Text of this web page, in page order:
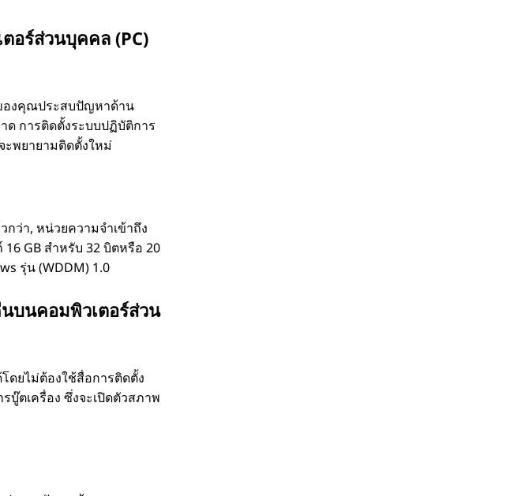
อร์ส่วนบุคคล (PC)
องคุณประสบปัญหาด้าน
ด การติดตั้งระบบปฏิบัติการ
พยายามติดตั้งใหม่
กว่า, หน่วยความจำเข้าถึง
GB สำหรับ 32 บิตหรือ 20
รุ่น (WDDM) 1.0
บนคอมพิวเตอร์ส่วน
ดยไม่ต้องใช้สื่อการติดตั้ง
บู๊ตเครื่อง ซึ่งจะเปิดตัวสภาพ